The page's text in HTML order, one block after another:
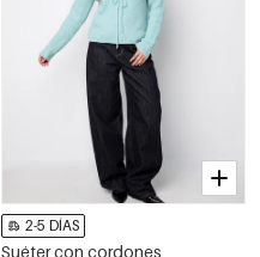
2-5 DÍAS
Suéter con cordones